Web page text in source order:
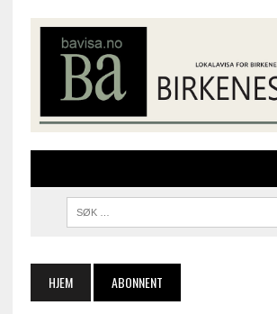
HJEM ABONNENT